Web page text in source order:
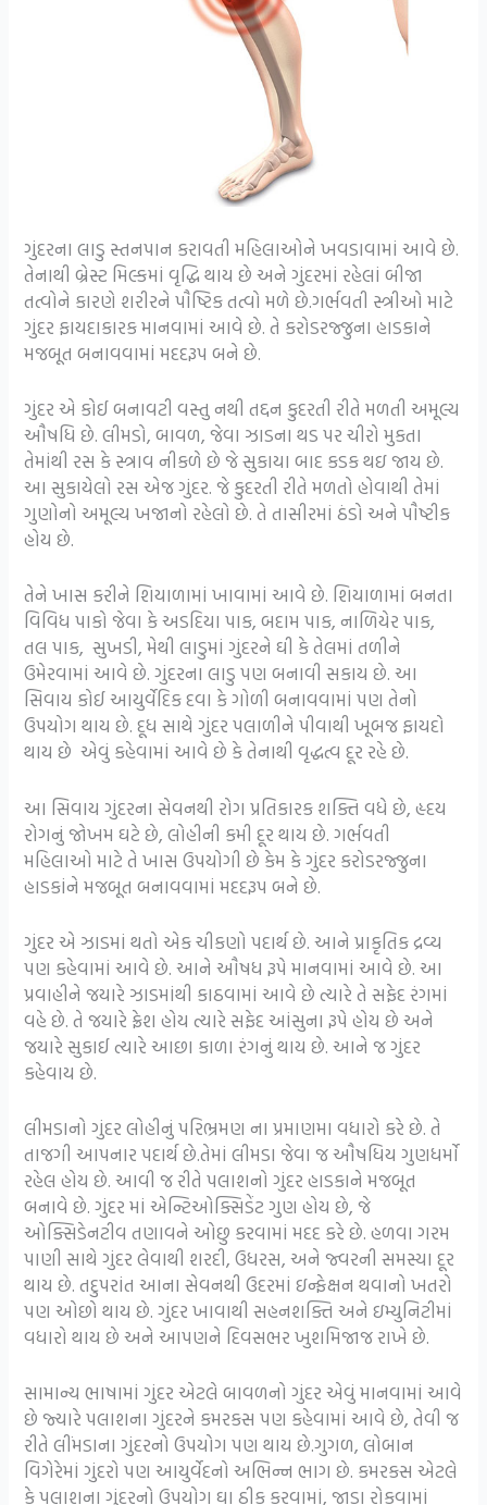
ગુંદરના લાડુ સ્તનપાન કરાવતી મહિલાઓને ખવડાવામાં આવે છે.
તેનાથી બ્રેસ્ટ મિલ્કમાં વૃદ્ધિ થાય છે અને ગુંદરમાં રહેલાં બીજા
તત્વોને કારણે શરીરને પૌષ્ટિક તત્વો મળે છે.ગર્ભવતી સ્ત્રીઓ માટે
ગુંદર ફાયદાકારક માનવામાં આવે છે. તે કરોડરજ્જુના હાડકાને
મજબૂત બનાવવામાં મદદરૂપ બને છે.
ગુંદર એ કોઈ બનાવટી વસ્તુ નથી તદ્દન કુદરતી રીતે મળતી અમૂલ્ય
ઔષધિ છે. લીમડો, બાવળ, જેવા ઝાડના થડ પર ચીરો મુકતા
તેમાંથી રસ કે સ્ત્રાવ નીકળે છે જે સુકાયા બાદ કડક થઇ જાય છે.
આ સુકાયેલો રસ એજ ગુંદર. જે કુદરતી રીતે મળતો હોવાથી તેમાં
ગુણોનો અમૂલ્ય ખજાનો રહેલો છે. તે તાસીરમાં ઠંડો અને પૌષ્ટીક
હોય છે.
તેને ખાસ કરીને શિયાળામાં ખાવામાં આવે છે. શિયાળામાં બનતા
વિવિધ પાકો જેવા કે અડદિયા પાક, બદામ પાક, નાળિયેર પાક,
તલ પાક, સુખડી, મેથી લાડુમાં ગુંદરને ઘી કે તેલમાં તળીને
ઉમેરવામાં આવે છે. ગુંદરના લાડુ પણ બનાવી સકાય છે. આ
સિવાય કોઈ આયુર્વેદિક દવા કે ગોળી બનાવવામાં પણ તેનો
ઉપયોગ થાય છે. દૂધ સાથે ગુંદર પલાળીને પીવાથી ખૂબજ ફાયદો
થાય છે એવું કહેવામાં આવે છે કે તેનાથી વૃદ્ધત્વ દૂર રહે છે.
આ સિવાય ગુંદરના સેવનથી રોગ પ્રતિકારક શક્તિ વધે છે, હૃદય
રોગનું જોખમ ઘટે છે, લોહીની કમી દૂર થાય છે. ગર્ભવતી
મહિલાઓ માટે તે ખાસ ઉપયોગી છે કેમ કે ગુંદર કરોડરજ્જુના
હાડકાંને મજબૂત બનાવવામાં મદદરૂપ બને છે.
ગુંદર એ ઝાડમાં થતો એક ચીકણો પદાર્થ છે. આને પ્રાકૃતિક દ્રવ્ય
પણ કહેવામાં આવે છે. આને ઔષધ રૂપે માનવામાં આવે છે. આ
પ્રવાહીને જયારે ઝાડમાંથી કાઠવામાં આવે છે ત્યારે તે સફેદ રંગમાં
વહે છે. તે જયારે ફ્રેશ હોય ત્યારે સફેદ આંસુના રૂપે હોય છે અને
જયારે સુકાઈ ત્યારે આછા કાળા રંગનું થાય છે. આને જ ગુંદર
કહેવાય છે.
લીમડાનો ગુંદર લોહીનું પરિભ્રમણ ના પ્રમાણમા વધારો કરે છે. તે
તાજગી આપનાર પદાર્થ છે.તેમાં લીમડા જેવા જ ઔષધિય ગુણધર્મો
રહેલ હોય છે. આવી જ રીતે પલાશનો ગુંદર હાડકાને મજબૂત
બનાવે છે. ગુંદર માં એન્ટિઓક્સિડેંટ ગુણ હોય છે, જે
ઓક્સિડેનટીવ તણાવને ઓછુ કરવામાં મદદ કરે છે. હળવા ગરમ
પાણી સાથે ગુંદર લેવાથી શરદી, ઉધરસ, અને જ્વરની સમસ્યા દૂર
થાય છે. તદુપરાંત આના સેવનથી ઉદરમાં ઇન્ફેક્ષન થવાનો ખતરો
પણ ઓછો થાય છે. ગુંદર ખાવાથી સહનશક્તિ અને ઇમ્યુનિટીમાં
વધારો થાય છે અને આપણને દિવસભર ખુશમિજાજ રાખે છે.
સામાન્ય ભાષામાં ગુંદર એટલે બાવળનો ગુંદર એવું માનવામાં આવે
છે જ્યારે પલાશના ગુંદરને કમરકસ પણ કહેવામાં આવે છે, તેવી જ
રીતે લીંમડાના ગુંદરનો ઉપયોગ પણ થાય છે.ગુગળ, લોબાન
વિગેરેમાં ગુંદરો પણ આયુર્વેદનો અભિન્ન ભાગ છે. કમરકસ એટલે
કે પલાશના ગુંદરનો ઉપયોગ ઘા ઠીક કરવામાં, જાડા રોકવામાં